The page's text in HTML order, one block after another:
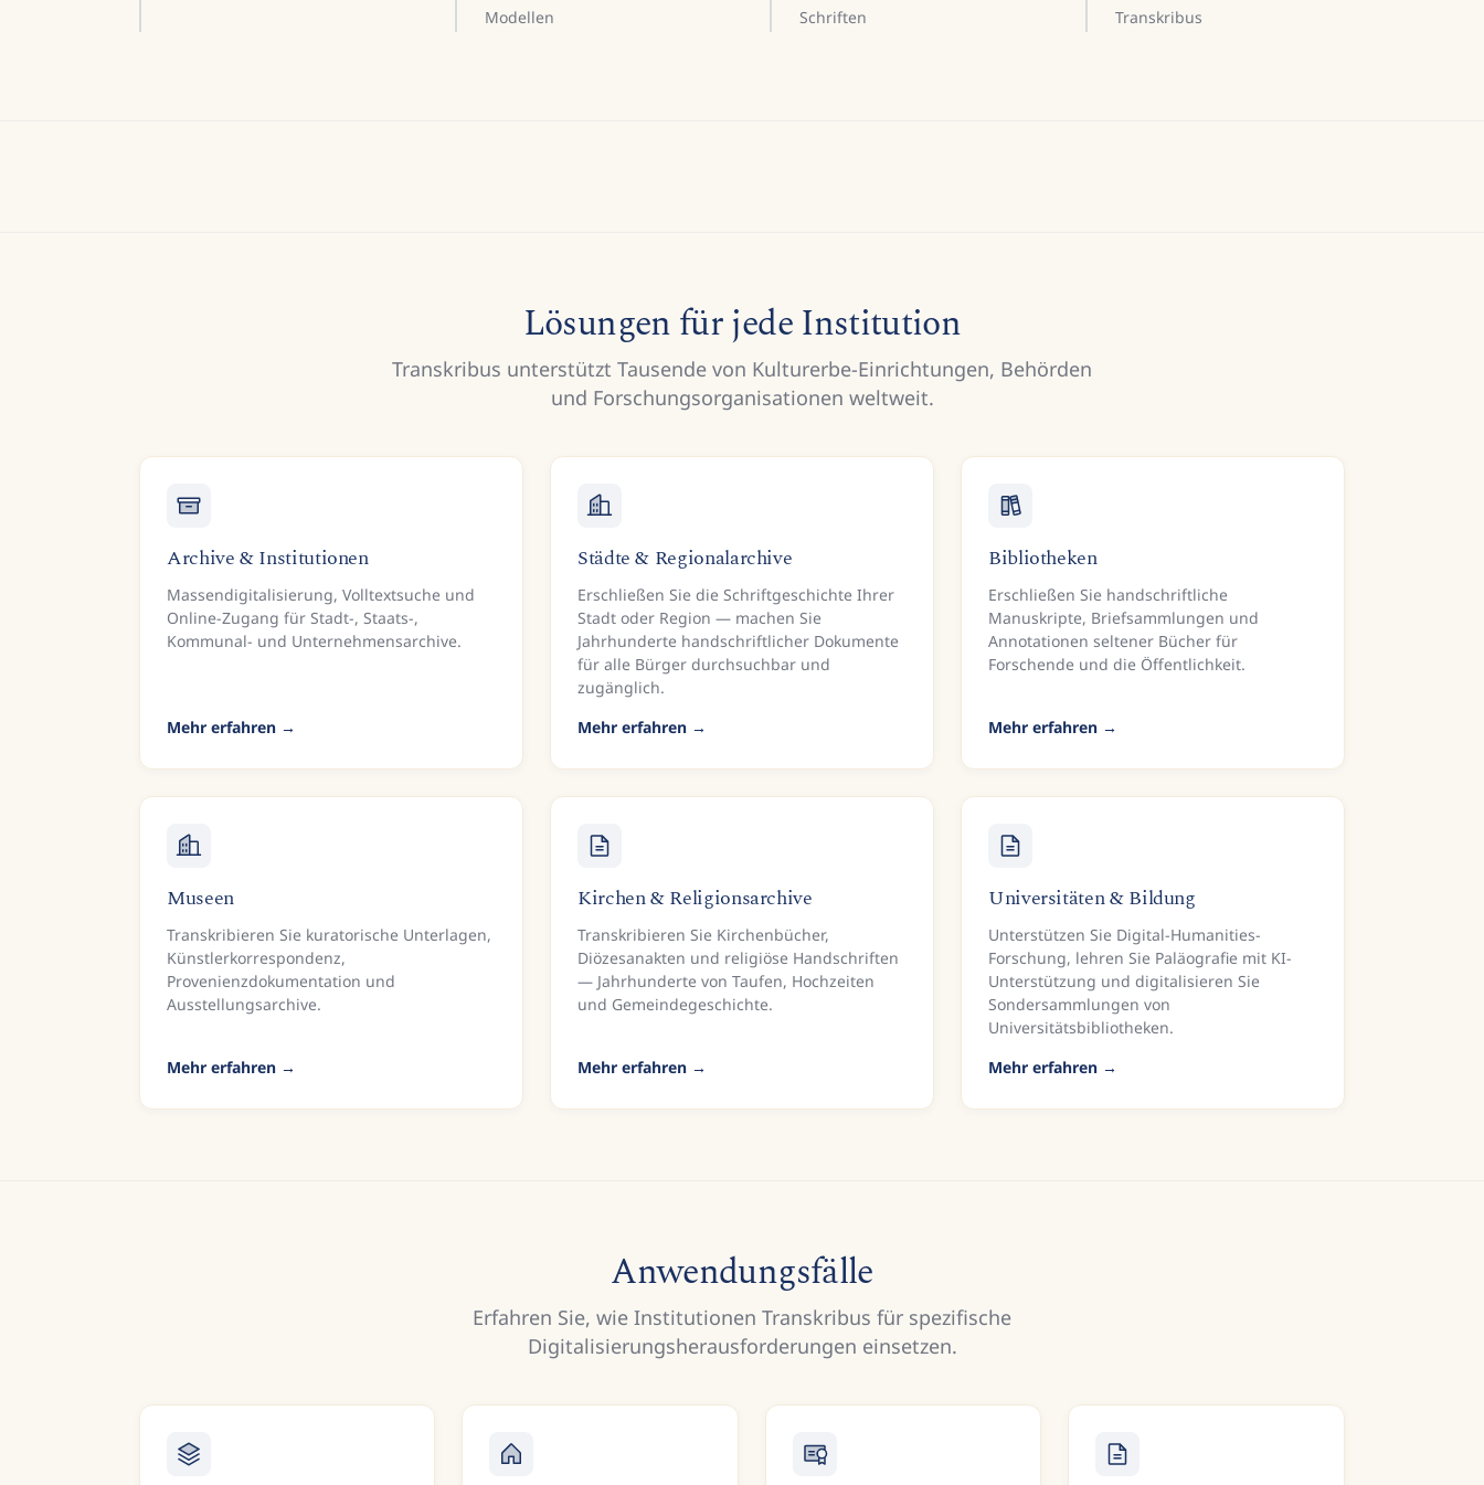
Modellen
Schriften
Transkribus
Lösungen für jede Institution
Transkribus unterstützt Tausende von Kulturerbe-Einrichtungen, Behörden
und Forschungsorganisationen weltweit.
Archive & Institutionen
Massendigitalisierung, Volltextsuche und
Online-Zugang für Stadt-, Staats-,
Kommunal- und Unternehmensarchive.
Mehr erfahren
Städte & Regionalarchive
Erschließen Sie die Schriftgeschichte Ihrer
Stadt oder Region — machen Sie
Jahrhunderte handschriftlicher Dokumente
für alle Bürger durchsuchbar und
zugänglich.
Mehr erfahren
Bibliotheken
Erschließen Sie handschriftliche
Manuskripte, Briefsammlungen und
Annotationen seltener Bücher für
Forschende und die Öffentlichkeit.
Mehr erfahren
Museen
Transkribieren Sie kuratorische Unterlagen,
Künstlerkorrespondenz,
Provenienzdokumentation und
Ausstellungsarchive.
Mehr erfahren
Kirchen & Religionsarchive
Transkribieren Sie Kirchenbücher,
Diözesanakten und religiöse Handschriften
— Jahrhunderte von Taufen, Hochzeiten
und Gemeindegeschichte.
Mehr erfahren
Universitäten & Bildung
Unterstützen Sie Digital-Humanities-
Forschung, lehren Sie Paläografie mit KI-
Unterstützung und digitalisieren Sie
Sondersammlungen von
Universitätsbibliotheken.
Mehr erfahren
Anwendungsfälle
Erfahren Sie, wie Institutionen Transkribus für spezifische
Digitalisierungsherausforderungen einsetzen.